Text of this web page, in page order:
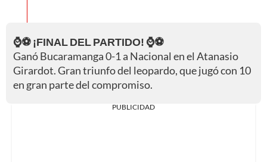
⌚⚽ ¡FINAL DEL PARTIDO! ⌚⚽
Ganó Bucaramanga 0-1 a Nacional en el Atanasio
Girardot. Gran triunfo del leopardo, que jugó con 10
en gran parte del compromiso.
PUBLICIDAD